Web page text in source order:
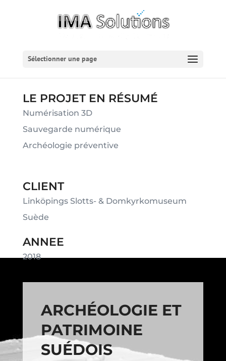
Sélectionner une page
LE PROJET EN RÉSUMÉ
Numérisation 3D
Sauvegarde numérique
Archéologie préventive
CLIENT
Linköpings Slotts- & Domkyrkomuseum
Suède
ANNEE
2018
ARCHÉOLOGIE ET
PATRIMOINE
SUÉDOIS